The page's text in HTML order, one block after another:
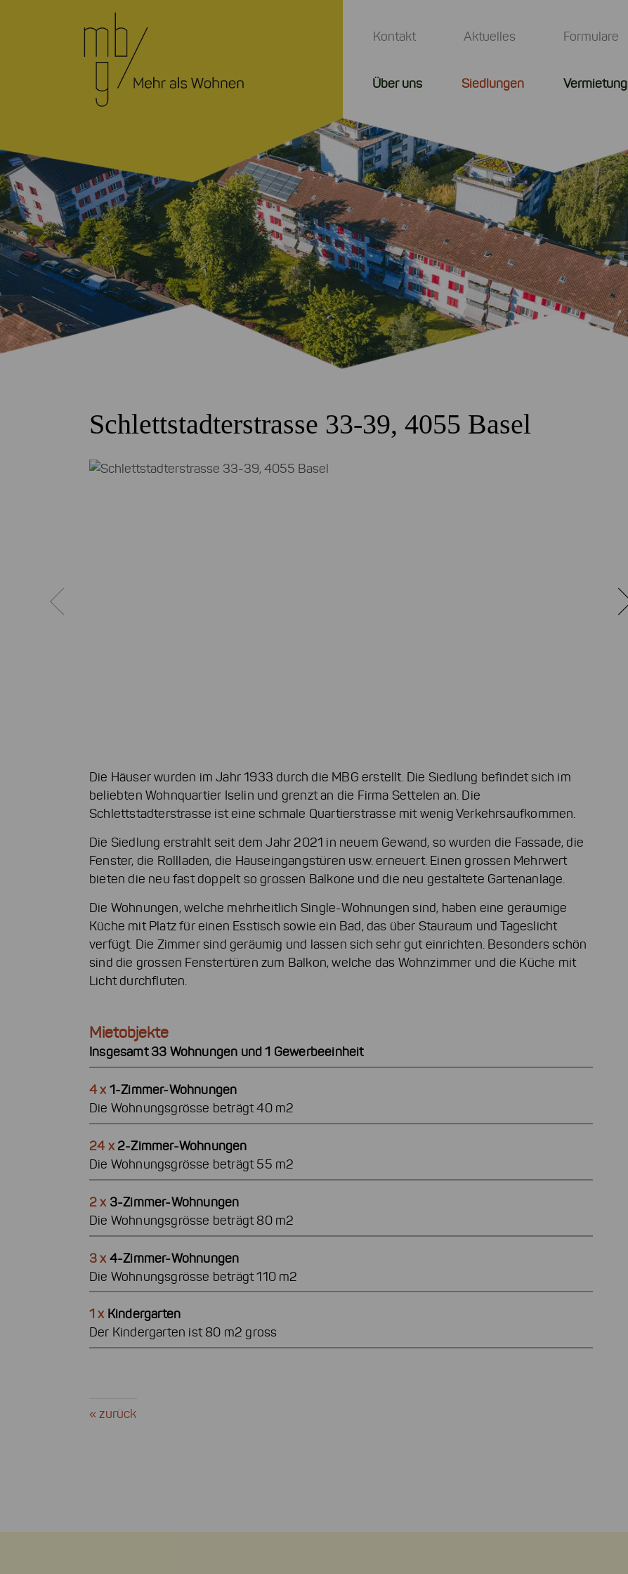
Kontakt Aktuelles Formulare
Über uns Siedlungen Vermietung
Schlettstadterstrasse 33-39, 4055 Basel
Die Häuser wurden im Jahr 1933 durch die MBG erstellt. Die Siedlung befindet sich im
beliebten Wohnquartier Iselin und grenzt an die Firma Settelen an. Die
Schlettstadterstrasse ist eine schmale Quartierstrasse mit wenig Verkehrsaufkommen.
Die Siedlung erstrahlt seit dem Jahr 2021 in neuem Gewand, so wurden die Fassade, die
Fenster, die Rollladen, die Hauseingangstüren usw. erneuert. Einen grossen Mehrwert
bieten die neu fast doppelt so grossen Balkone und die neu gestaltete Gartenanlage.
Die Wohnungen, welche mehrheitlich Single-Wohnungen sind, haben eine geräumige
Küche mit Platz für einen Esstisch sowie ein Bad, das über Stauraum und Tageslicht
verfügt. Die Zimmer sind geräumig und lassen sich sehr gut einrichten. Besonders schön
sind die grossen Fenstertüren zum Balkon, welche das Wohnzimmer und die Küche mit
Licht durchfluten.
Mietobjekte
Insgesamt 33 Wohnungen und 1 Gewerbeeinheit
4 x 1-Zimmer-Wohnungen
Die Wohnungsgrösse beträgt 40 m2
24 x 2-Zimmer-Wohnungen
Die Wohnungsgrösse beträgt 55 m2
2 x 3-Zimmer-Wohnungen
Die Wohnungsgrösse beträgt 80 m2
3 x 4-Zimmer-Wohnungen
Die Wohnungsgrösse beträgt 110 m2
1 x Kindergarten
Der Kindergarten ist 80 m2 gross
« zurück